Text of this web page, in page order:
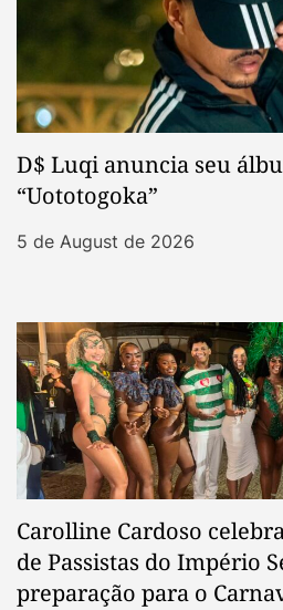
D$ Luqi anuncia seu
“Uototogoka”
5 de August de 2026
Carolline Cardoso
de Passistas do Império
preparação para o